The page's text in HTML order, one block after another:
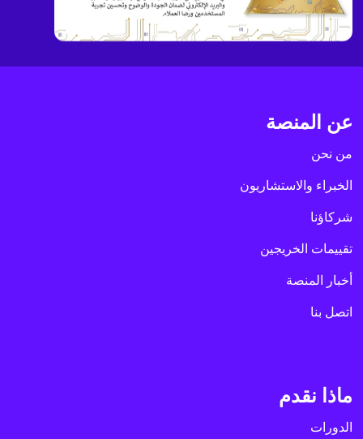
عن المنصة
من نحن
الخبراء والاستشاريون
شركاؤنا
تقييمات الخريجين
أخبار المنصة
اتصل بنا
ماذا نقدم
الدورات